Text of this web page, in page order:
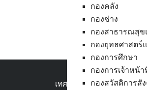
กองคลัง
กองช่าง
กองสาธารณสุข
กองยุทธศาสตร์
กองการศึกษา
กองการเจ้าหน้า
กองสวัสดิการสั
เทศบาลเมืองอ่างศิลา